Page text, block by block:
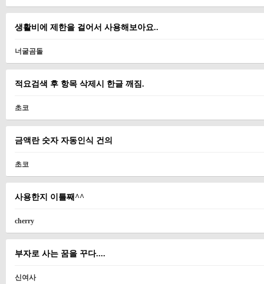
생활비에 제한을 걸어서 사용해보아요..
너굴곰돌
적요검색 후 항목 삭제시 한글 깨짐.
초코
금액란 숫자 자동인식 건의
초코
사용한지 이틀째^^
cherry
부자로 사는 꿈을 꾸다....
신여사